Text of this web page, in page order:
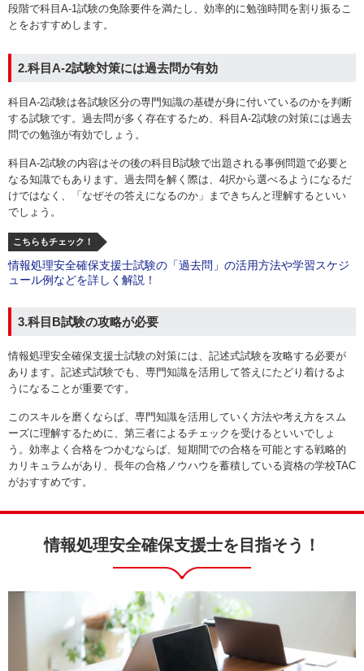
段階で科目A-1試験の免除要件を満たし、効率的に勉強時間を割り振るこ
とをおすすめします。
2.科目A-2試験対策には過去問が有効
科目A-2試験は各試験区分の専門知識の基礎が身に付いているのかを判断
する試験です。過去問が多く存在するため、科目A-2試験の対策には過去
問での勉強が有効でしょう。
科目A-2試験の内容はその後の科目B試験で出題される事例問題で必要と
なる知識でもあります。過去問を解く際は、4択から選べるようになるだ
けではなく、「なぜその答えになるのか」まできちんと理解するといい
でしょう。
こちらもチェック！
情報処理安全確保支援士試験の「過去問」の活用方法や学習スケジ
ュール例などを詳しく解説！
3.科目B試験の攻略が必要
情報処理安全確保支援士試験の対策には、記述式試験を攻略する必要が
あります。記述式試験でも、専門知識を活用して答えにたどり着けるよ
うになることが重要です。
このスキルを磨くならば、専門知識を活用していく方法や考え方をスム
ーズに理解するために、第三者によるチェックを受けるといいでしょ
う。効率よく合格をつかむならば、短期間での合格を可能とする戦略的
カリキュラムがあり、長年の合格ノウハウを蓄積している資格の学校TAC
がおすすめです。
情報処理安全確保支援士を目指そう！